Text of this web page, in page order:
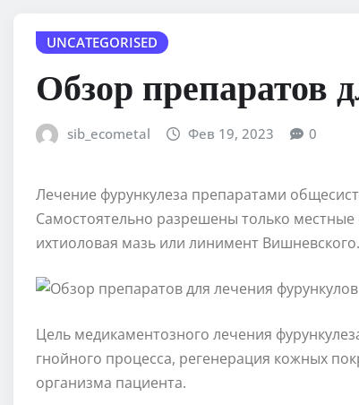
UNCATEGORISED
Обзор препаратов
sib_ecometal Фев 19, 2023 0
Лечение фурункулеза препаратами
Самостоятельно разрешены только
ихтиоловая мазь или линимент Вишневского.
Цель медикаментозного лечения
гнойного процесса, регенерация кожных
организма пациента.